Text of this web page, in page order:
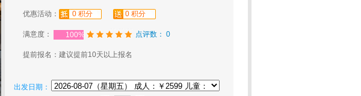
优惠活动： 0 积分 0 积分
满意度： 100% 点评数： 0
提前报名：建议提前10天以上报名
出发日期：